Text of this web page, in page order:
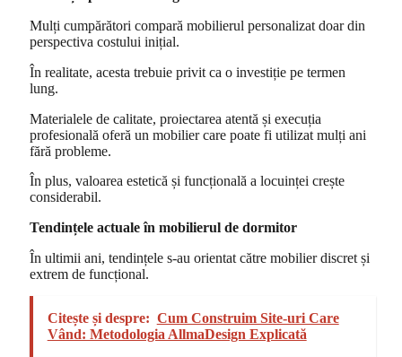
Mulți cumpărători compară mobilierul personalizat doar din
perspectiva costului inițial.
În realitate, acesta trebuie privit ca o investiție pe termen
lung.
Materialele de calitate, proiectarea atentă și execuția
profesională oferă un mobilier care poate fi utilizat mulți ani
fără probleme.
În plus, valoarea estetică și funcțională a locuinței crește
considerabil.
Tendințele actuale în mobilierul de dormitor
În ultimii ani, tendințele s-au orientat către mobilier discret și
extrem de funcțional.
Citește și despre: Cum Construim Site-uri Care
Vând: Metodologia AllmaDesign Explicată